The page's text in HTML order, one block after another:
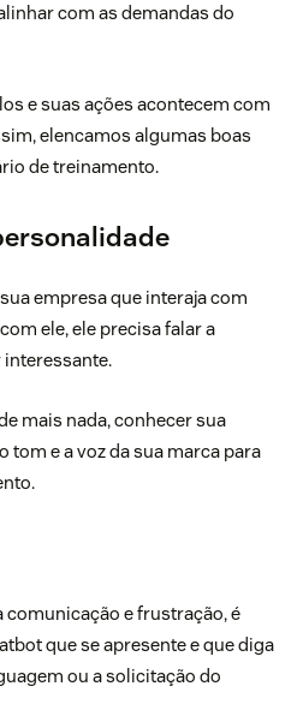
com as demandas do
e suas ações acontecem com
elencamos algumas boas
de treinamento.
empresaque interaja com
ele, ele precisa falar a
interessante.
mais nada, conhecer sua
tom e a voz da sua marca para
comunicação e frustração, é
que se apresente e que diga
ou a solicitação do